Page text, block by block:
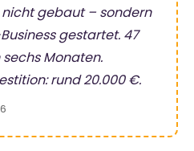
nichtgebaut – sondern
gestartet. 47
Monaten.
rund 20.000 €.